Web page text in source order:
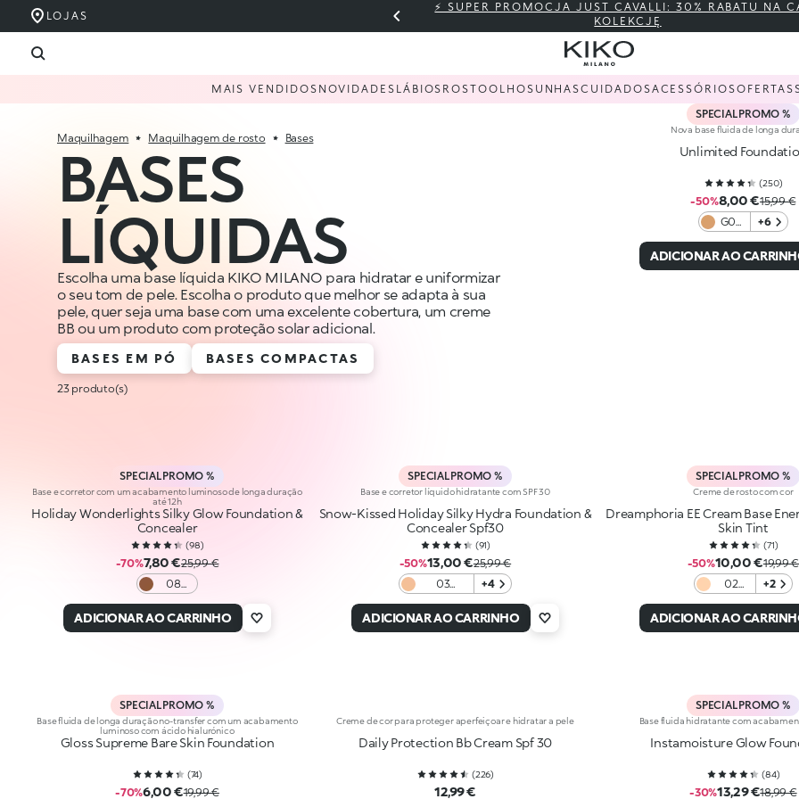
LOJAS
⚡ SUPER PROMOCJA JUST CAVALLI: 30% RABATU NA
KOLEKCJĘ
MAIS VENDIDOS NOVIDADES LÁBIOS ROSTOOLHOS UNHASCUIDADOSACESSÓRIOSOFERTAS
Maquilhagem Maquilhagem de rosto Bases
BASES
LÍQUIDAS
Escolha uma base líquida KIKO MILANO para hidratar e uniformizar
o seu tom de pele. Escolha o produto que melhor se adapta à sua
pele, quer seja uma base com uma excelente cobertura, um creme
BB ou um produto com proteção solar adicional.
BASES EM PÓ BASES COMPACTAS
23 produto(s)
SPECIAL PROMO %
Nova base fluida de longa
Unlimited
(250)
-50%8,00 €15,99 €
G07
+6
ADICIONAR AO
SPECIAL PROMO %
Base e corretor com um acabamento luminoso de longa duração
até 12h
Holiday Wonderlights Silky Glow Foundation &
Concealer
(98)
-70%7,80 €25,99 €
08
ADICIONAR AO CARRINHO
SPECIAL PROMO %
Base e corretor líquido hidratante com SPF 30
Snow-Kissed Holiday Silky Hydra Foundation &
Concealer Spf30
(91)
-50%13,00 €25,99 €
03
Almond
+4
ADICIONAR AO CARRINHO
SPECIAL PROMO %
Creme de rosto com cor
Dreamphoria EE Cream Base
Skin Tint
(71)
-50%10,00 €19,99 €
02
+2
ADICIONAR AO
SPECIAL PROMO %
Base fluida de longa duração no-transfer com um acabamento
luminoso com ácido hialurónico
Gloss Supreme Bare Skin Foundation
(74)
-70%6,00 €19,99 €
Creme de cor para proteger aperfeiçoar e hidratar a pele
Daily Protection Bb Cream Spf 30
(226)
12,99 €
SPECIAL PROMO %
Base fluida hidratante com
Instamoisture Glow
(84)
-30%13,29 €18,99 €